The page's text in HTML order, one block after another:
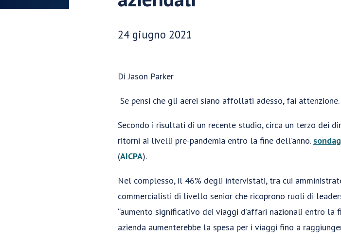
Data di pubblicazione:
24 giugno 2021
Di Jason Parker
Se pensi che gli aerei siano affollati adesso, fai
Secondo i risultati di un recente studio, circa un terzo dei
ritorni ai livelli pre-pandemia entro la fine dell’anno.
(AICPA).
Nel complesso, il 46% degli intervistati, tra cui
commercialisti di livello senior che ricoprono ruoli di
“aumento significativo dei viaggi d’affari nazionali entro la
azienda aumenterebbe la spesa per i viaggi fino a